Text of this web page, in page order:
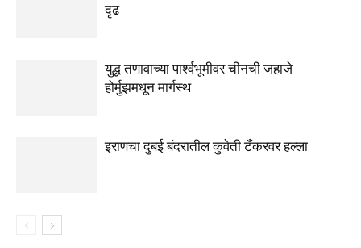
दृढ
युद्ध तणावाच्या पार्श्वभूमीवर चीनची जहाजे
होर्मुझमधून मार्गस्थ
इराणचा दुबई बंदरातील कुवेती टँकरवर हल्ला